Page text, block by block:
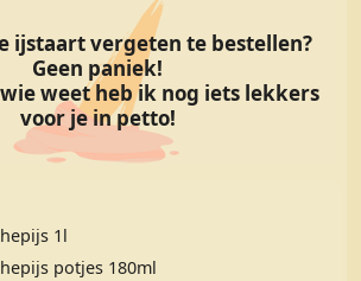
ijstaart vergeten te bestellen?
Geen paniek!
weet heb ik nog iets lekkers
voor je in petto!
1l
potjes 180ml